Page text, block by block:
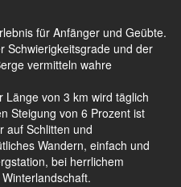
für Anfänger und Geübte.
Schwierigkeitsgrade und der
vermitteln wahre
Länge von 3 km wird täglich
Steigung von 6 Prozent ist
auf Schlitten und
Wandern, einfach und
bei herrlichem